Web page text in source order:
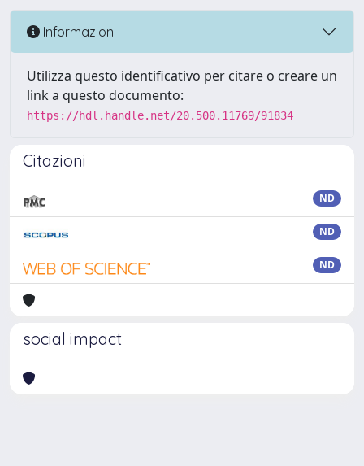
Informazioni
Utilizza questo identificativo per citare o creare un
link a questo documento:
https://hdl.handle.net/20.500.11769/91834
Citazioni
ND
ND
ND
social impact